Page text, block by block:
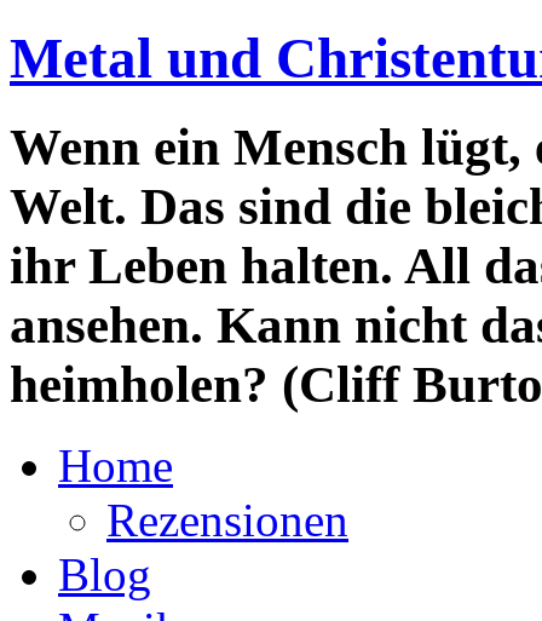
Metal und
Wenn ein Mensch
Welt. Das sind die
ihr Leben halten. All
ansehen. Kann nicht
heimholen? (Cliff
Home
Rezensionen
Blog